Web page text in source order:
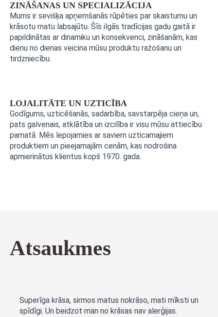
ZINĀŠANAS UN SPECIALIZĀCIJA
Mums ir sevišķa apņemšanās rūpēties par skaistumu un
krāsotu matu labsajūtu. Šīs ilgās tradīcijas gadu gaitā ir
papildinātas ar dinamiku un konsekvenci, zināšanām, kas
dienu no dienas veicina mūsu produktu ražošanu un
tirdzniecību.
LOJALITĀTE UN UZTICĪBA
Godīgums, uzticēšanās, sadarbība, savstarpēja cieņa un,
pats galvenais, atklātība un izcilība ir visu mūsu attiecību
pamatā. Mēs lepojamies ar saviem uzticamajiem
produktiem un pieejamajām cenām, kas nodrošina
apmierinātus klientus kopš 1970. gada.
Atsaukmes
Superīga krāsa, sirmos matus nokrāso, mati mīksti un
spīdīgi. Un beidzot man no krāsas nav alerģijas.